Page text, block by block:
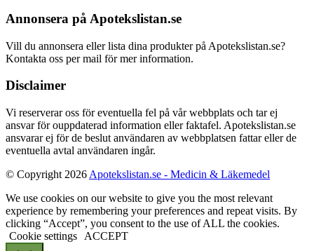
Annonsera på Apotekslistan.se
Vill du annonsera eller lista dina produkter på Apotekslistan.se?
Kontakta oss per mail för mer information.
Disclaimer
Vi reserverar oss för eventuella fel på vår webbplats och tar ej
ansvar för ouppdaterad information eller faktafel. Apotekslistan.se
ansvarar ej för de beslut användaren av webbplatsen fattar eller de
eventuella avtal användaren ingår.
© Copyright 2026 Apotekslistan.se - Medicin & Läkemedel
We use cookies on our website to give you the most relevant
experience by remembering your preferences and repeat visits. By
clicking “Accept”, you consent to the use of ALL the cookies.
Cookie settings
ACCEPT